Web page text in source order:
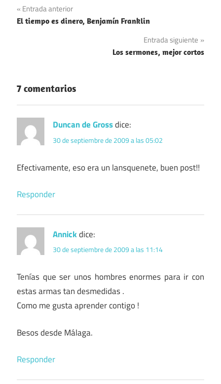
Navegación
de
Entrada anterior
El tiempo es dinero, Benjamín Franklin
Entrada siguiente
Los sermones, mejor cortos
7 comentarios
Duncan de Grossdice:
30 de septiembre de 2009 a las 05:02
Efectivamente, eso era un lansquenete, buen post!!
Responder
Annickdice:
30 de septiembre de 2009 a las 11:14
Tenías que ser unos hombres enormes para ir con
estas armas tan desmedidas .
Como me gusta aprender contigo !
Besos desde Málaga.
Responder